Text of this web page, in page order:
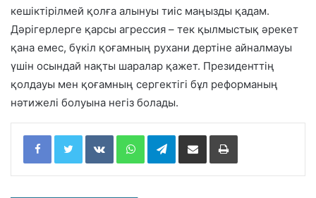
кешіктірілмей қолға алынуы тиіс маңызды қадам.
Дәрігерлерге қарсы агрессия – тек қылмыстық әрекет
қана емес, бүкіл қоғамның рухани дертіне айналмауы
үшін осындай нақты шаралар қажет. Президенттің
қолдауы мен қоғамның сергектігі бұл реформаның
нәтижелі болуына негіз болады.
Facebook Twitter VKontakte WhatsApp Telegram